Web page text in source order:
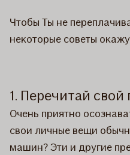
Чтобы Ты не
некоторые советы
1. Перечитай
Очень приятно
свои личные вещи
машин? Эти и другие